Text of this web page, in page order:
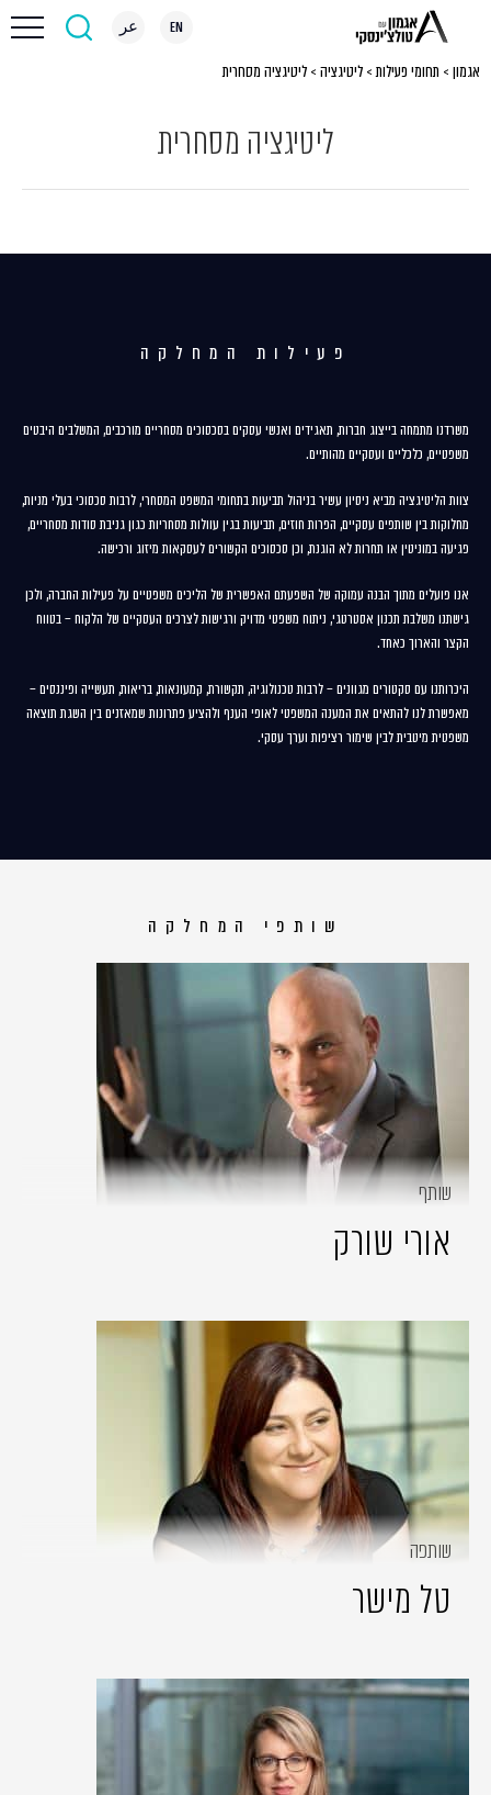
EN عر
אגמון > תחומי פעילות> ליטיגציה > ליטיגציה מסחרית
ליטיגציה מסחרית
פעילות המחלקה
משרדנו מתמחה בייצוג חברות, תאגידים ואנשי עסקים בסכסוכים מסחריים מורכבים, המשלבים היבטים
משפטיים, כלכליים ועסקיים מהותיים.
צוות הליטיגציה מביא ניסיון עשיר בניהול תביעות בתחומי המשפט המסחרי, לרבות סכסוכי בעלי מניות,
מחלוקות בין שותפים עסקיים, הפרות חוזים, תביעות בגין עוולות מסחריות כגון גניבת סודות מסחריים,
פגיעה במוניטין או תחרות לא הוגנת, וכן סכסוכים הקשורים לעסקאות מיזוג ורכישה.
אנו פועלים מתוך הבנה עמוקה של השפעתם האפשרית של הליכים משפטיים על פעילות החברה, ולכן
גישתנו משלבת תכנון אסטרטגי, ניתוח משפטי מדויק ורגישות לצרכים העסקיים של הלקוח – בטווח
הקצר והארוך כאחד.
היכרותנו עם סקטורים מגוונים – לרבות טכנולוגיה, תקשורת, קמעונאות, בריאות, תעשייה ופיננסים –
מאפשרת לנו להתאים את המענה המשפטי לאופי הענף ולהציע פתרונות שמאזנים בין השגת תוצאה
משפטית מיטבית לבין שימור רציפות וערך עסקי.
שותפי המחלקה
שותף
אורי שורק
שותפה
טל מישר